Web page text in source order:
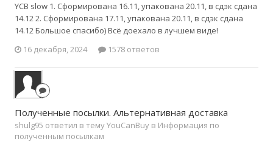
YCB slow 1. Сформирована 16.11, упакована 20.11, в сдэк сдана
14.12 2. Сформирована 17.11, упакована 20.11, в сдэк сдана
14.12 Большое спасибо) Всё доехало в лучшем виде!
16 декабря, 2024
1578 ответов
Полученные посылки. Альтернативная доставка
shulg95 ответил в тему YouCanBuy в Информация по
полученным посылкам